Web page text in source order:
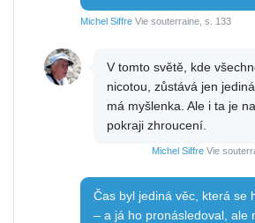
Michel Siffre Vie souterraine, s. 133
V tomto světě, kde
nicotou, zůstává jen
má myšlenka. Ale i ta je na
pokraji zhroucení.
Michel Siffre Vie
Čas byl jediná věc, která se
– a já ho pronásledoval, ale